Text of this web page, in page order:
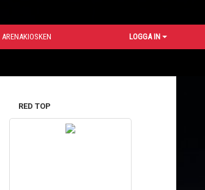
ARENAKIOSKEN LOGGA IN
RED TOP